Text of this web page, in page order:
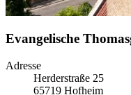
Evangelische
Adresse
Herderstraße 25
65719 Hofheim